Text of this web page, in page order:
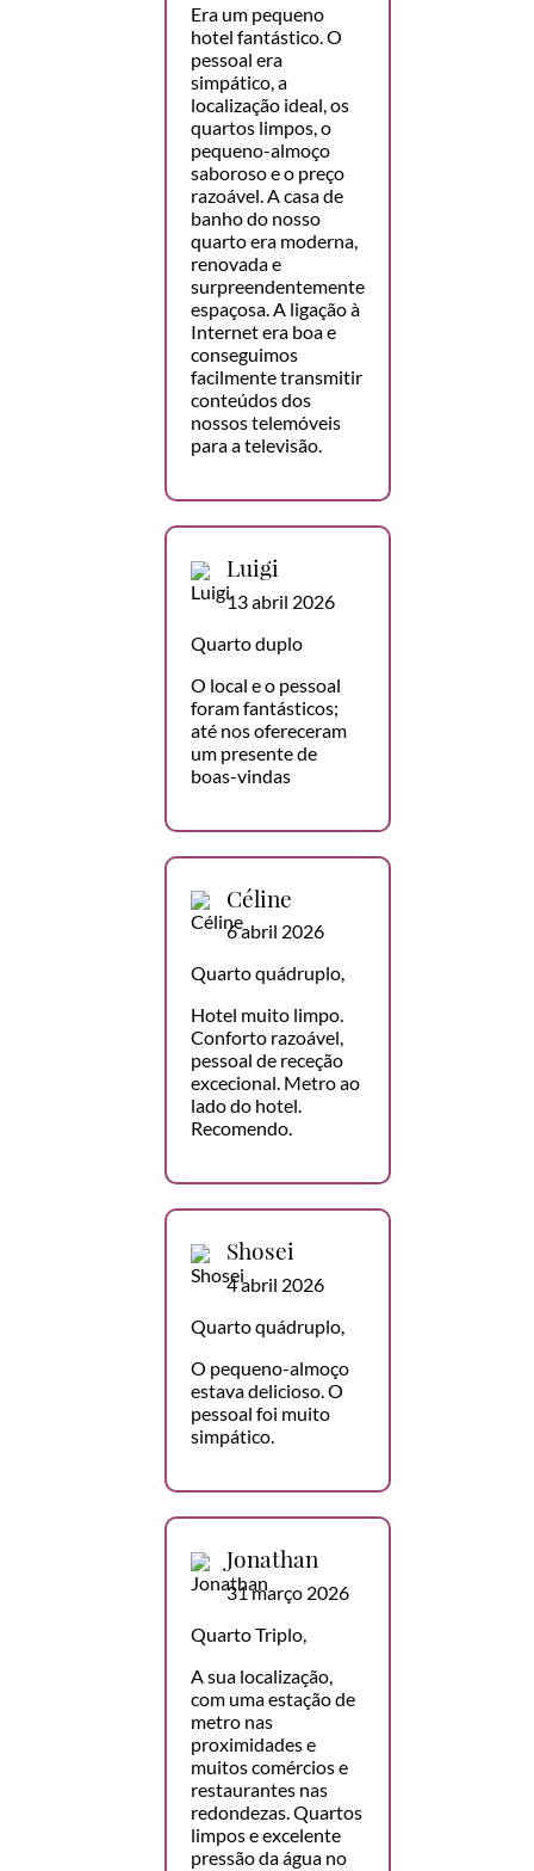
Era um pequeno
hotel fantástico. O
pessoal era
simpático, a
localização ideal, os
quartos limpos, o
pequeno-almoço
saboroso e o preço
razoável. A casa de
banho do nosso
quarto era moderna,
renovada e
surpreendentemente
espaçosa. A ligação à
Internet era boa e
conseguimos
facilmente transmitir
conteúdos dos
nossos telemóveis
para a televisão.
Luigi
13 abril 2026
Quarto duplo
O local e o pessoal
foram fantásticos;
até nos ofereceram
um presente de
boas-vindas
Céline
6 abril 2026
Quarto quádruplo,
Hotel muito limpo.
Conforto razoável,
pessoal de receção
excecional. Metro ao
lado do hotel.
Recomendo.
Shosei
4 abril 2026
Quarto quádruplo,
O pequeno-almoço
estava delicioso. O
pessoal foi muito
simpático.
Jonathan
31 março 2026
Quarto Triplo,
A sua localização,
com uma estação de
metro nas
proximidades e
muitos comércios e
restaurantes nas
redondezas. Quartos
limpos e excelente
pressão da água no